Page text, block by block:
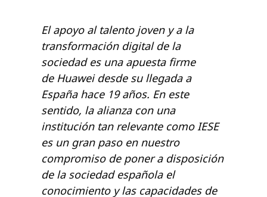
El apoyo al talento joven y a la
transformación digital de la
sociedad es una apuesta firme
de Huawei desde su llegada a
España hace 19 años. En este
sentido, la alianza con una
institución tan relevante como IESE
es un gran paso en nuestro
compromiso de poner a disposición
de la sociedad española el
conocimiento y las capacidades de